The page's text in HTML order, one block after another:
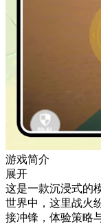
游戏简介
展开
这是一款沉浸式的
世界中，这里战火
接冲锋，体验策略